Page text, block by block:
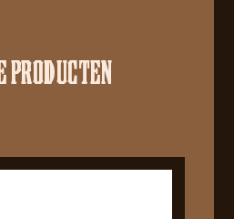
PRODUCTEN